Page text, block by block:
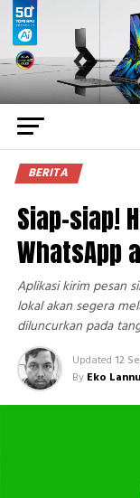
BERITA
Siap-siap!
WhatsApp
Aplikasi kirim pesan
lokal akan segera
diluncurkan pada
Updated 12
By Eko